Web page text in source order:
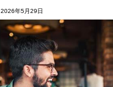
2026年5月29日